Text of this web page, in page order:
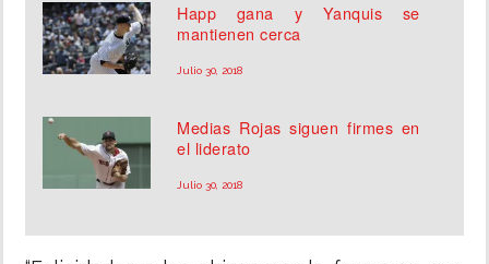
Happ gana y Yanquis se
mantienen cerca
Julio 30, 2018
Medias Rojas siguen firmes en
el liderato
Julio 30, 2018